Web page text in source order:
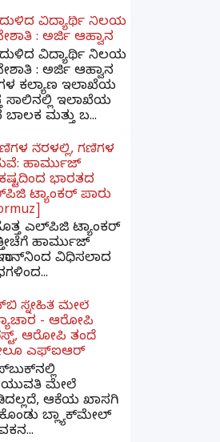
ವಿದ್ಯಾರ್ಥಿ ನಿಲಯ
: ಅರ್ಜಿ ಆಹ್ವಾನ
ವಿದ್ಯಾರ್ಥಿ ನಿಲಯ
: ಅರ್ಜಿ ಆಹ್ವಾನ
ಕಲ್ಯಾಣ ಇಲಾಖೆಯ
ಸಾಲಿನಲ್ಲಿ ಇಲಾಖೆಯ
ಮತ್ತು ಬ...
ನೆರಳಲ್ಲಿ, ಗಣಿಗಳ
ಹಾರ್ಮುಜ್
ಭಾರತದ
ಟ್ಯಾಂಕರ್ ಪಾರು
ಎಲ್‌ಪಿಜಿ ಟ್ಯಾಂಕರ್
ಹಾರ್ಮುಜ್
ವಿಧಿಸಲಾದ
ಸ್ನೇಹಿತೆ ಮೇಲೆ
- ಆರೋಪಿ
ಆರೋಪಿ ತಂದೆ
ಎಫ್ಐಆರ್
ಮೇಲೆ
ಆಕೆಯ ಖಾಸಗಿ
ಬ್ಲ್ಯಾಕ್‌ಮೇಲ್